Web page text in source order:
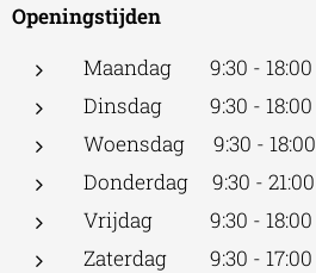
Openingstijden
Maandag 9:30 - 18:00
Dinsdag 9:30 - 18:00
Woensdag 9:30 - 18:00
Donderdag 9:30 - 21:00
Vrijdag 9:30 - 18:00
Zaterdag 9:30 - 17:00